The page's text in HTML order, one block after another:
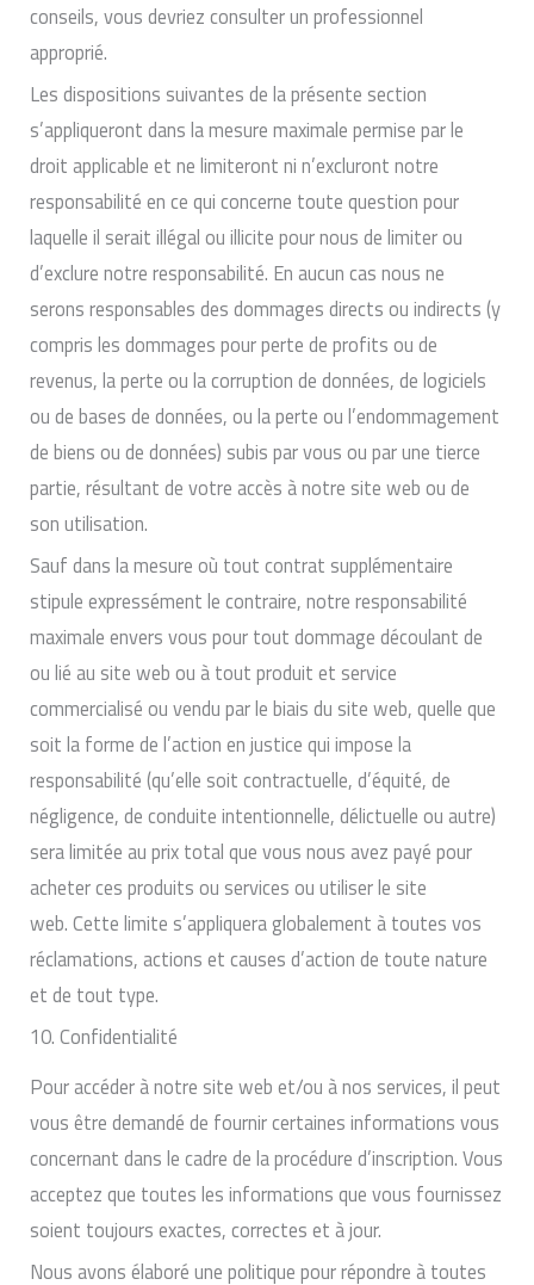
conseils, vous devriez consulter un professionnel
approprié.
Les dispositions suivantes de la présente section
s’appliqueront dans la mesure maximale permise par le
droit applicable et ne limiteront ni n’excluront notre
responsabilité en ce qui concerne toute question pour
laquelle il serait illégal ou illicite pour nous de limiter ou
d’exclure notre responsabilité. En aucun cas nous ne
serons responsables des dommages directs ou indirects (y
compris les dommages pour perte de profits ou de
revenus, la perte ou la corruption de données, de logiciels
ou de bases de données, ou la perte ou l’endommagement
de biens ou de données) subis par vous ou par une tierce
partie, résultant de votre accès à notre site web ou de
son utilisation.
Sauf dans la mesure où tout contrat supplémentaire
stipule expressément le contraire, notre responsabilité
maximale envers vous pour tout dommage découlant de
ou lié au site web ou à tout produit et service
commercialisé ou vendu par le biais du site web, quelle que
soit la forme de l’action en justice qui impose la
responsabilité (qu’elle soit contractuelle, d’équité, de
négligence, de conduite intentionnelle, délictuelle ou autre)
sera limitée au prix total que vous nous avez payé pour
acheter ces produits ou services ou utiliser le site
web. Cette limite s’appliquera globalement à toutes vos
réclamations, actions et causes d’action de toute nature
et de tout type.
10. Confidentialité
Pour accéder à notre site web et/ou à nos services, il peut
vous être demandé de fournir certaines informations vous
concernant dans le cadre de la procédure d’inscription. Vous
acceptez que toutes les informations que vous fournissez
soient toujours exactes, correctes et à jour.
Nous avons élaboré une politique pour répondre à toutes